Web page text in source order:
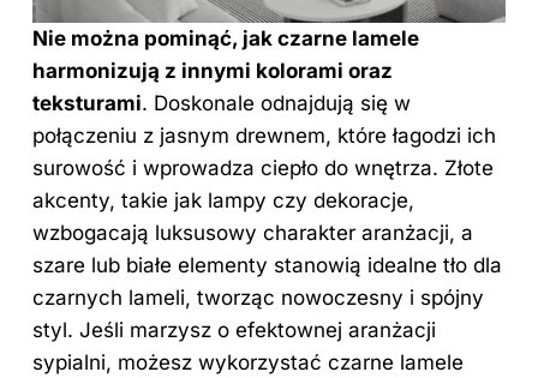
Nie można pominąć, jak czarne lamele
harmonizują z innymi kolorami oraz
teksturami. Doskonale odnajdują się w
połączeniu z jasnym drewnem, które łagodzi ich
surowość i wprowadza ciepło do wnętrza. Złote
akcenty, takie jak lampy czy dekoracje,
wzbogacają luksusowy charakter aranżacji, a
szare lub białe elementy stanowią idealne tło dla
czarnych lameli, tworząc nowoczesny i spójny
styl. Jeśli marzysz o efektownej aranżacji
sypialni, możesz wykorzystać czarne lamele